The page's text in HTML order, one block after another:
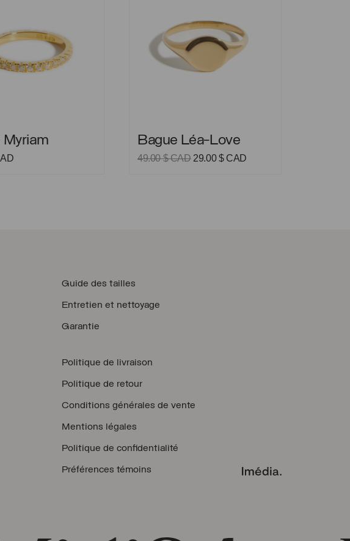
Myriam Bague Léa-Love
49.00$ CAD Le
29.00$ CADLe
Guide des tailles
Entretien et nettoyage
Garantie
Politique de livraison
Politique de retour
Conditions générales de vente
Mentions légales
Politique de confidentialité
Préférences témoins